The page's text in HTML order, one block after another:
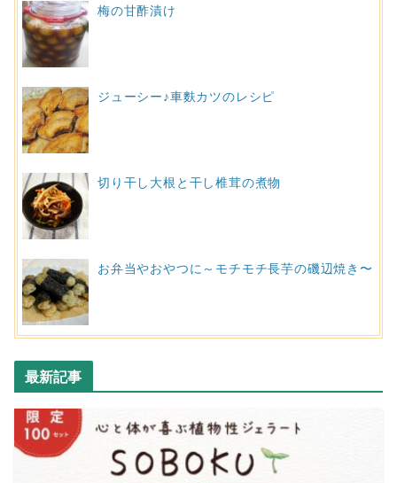
梅の甘酢漬け
ジューシー♪車麩カツのレシピ
切り干し大根と干し椎茸の煮物
お弁当やおやつに～モチモチ長芋の磯辺焼き〜
最新記事